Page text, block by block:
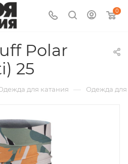
0
Polar
25
для катания — Одежда для